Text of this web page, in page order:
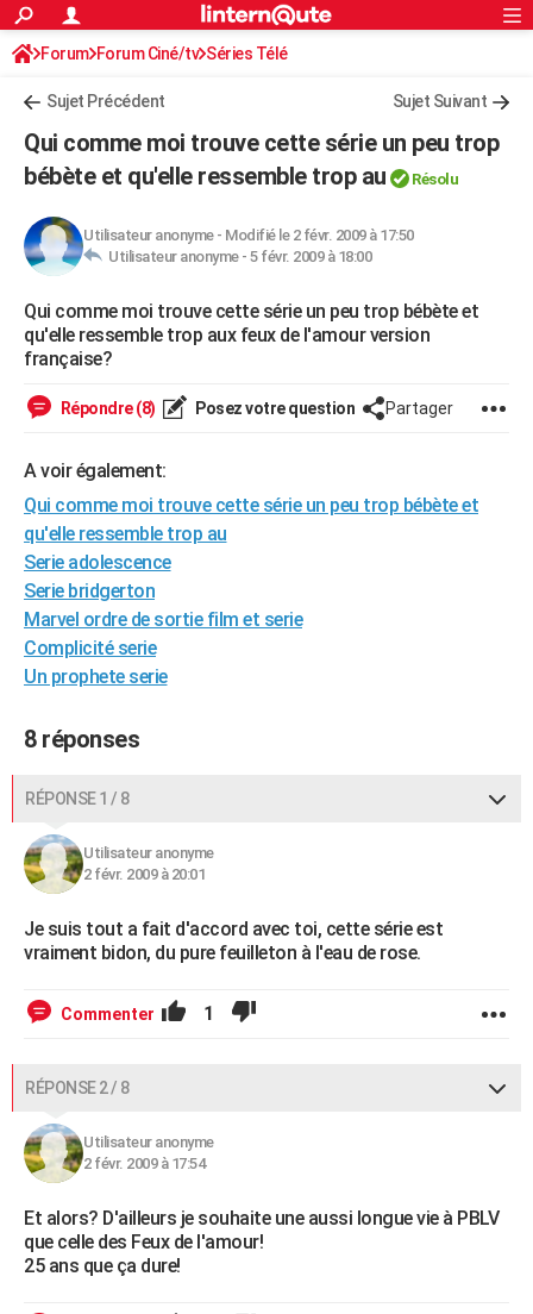
ACTUALITÉS
Politique
Société
Faits Divers
Education
Monde
Villes
+
Programme TV
TNTStreaming
Cinéma
Sorties cinéma
Musique
+FINANCE
Retraite
Impôts
Epargne
Immobilier
Risques naturels par ville
Banque
Assurance
Crédit
AUTO
Essais
Réserver un essai
Citadines
Berlines
SUV
Forum auto
+HIGH-TECH
Mobiles
Meilleur smartphone
Internet
Ordinateurs
Jeux vidéo
Guide high-tech
+BRICOLAGE
Forum
Aménagement intérieur
Extérieur
Cuisine
Salle de bains
Jardinage
Rangement
WEEK-END
Guides de France
Escapades
Patrimoine
Expositions
Musées
Week-end nature
LIFESTYLE
Art de vivre
Bien-être
Loisirs
ModeModes de vie
SANTE
Alimentation
Guide de la santé
Maladies
Médicaments
Sommeil
VOYAGE
Destinations
City break
Voyage nature
Voyage de noces
Forum
Climat
+PHOTO
GUIDES D'ACHAT
BONS PLANS
Carte de Noël
Carte Bonne année
Carte Saint-Valentin
Carte Pâques
Carte d'anniversaire
DICTIONNAIRE
Dictionnaire
Biographies
Citations
Expressions
Proverbes
PROGRAMME TV
COPAINS D'AVANT
S'inscrire
Se connecter
Lycées
Collèges
Primaires
Universités
Entreprises
Service militaire
Avis de recherche
AVIS DE DÉCÈS
FORUM
S'inscrire
Connexion
Forum Forum Ciné/tv Séries Télé
Sujet Précédent Sujet Suivant
Qui comme moi trouve cette série un peu trop
bébète et qu'elle ressemble trop au
Résolu
Utilisateur anonyme- Modifié le 2 févr. 2009 à 17:50
Utilisateur anonyme - 5 févr. 2009 à 18:00
Qui comme moi trouve cette série un peu trop bébète et
qu'elle ressemble trop aux feux de l'amour version
française?
Répondre (8) Posez votre question Partager
A voir également:
Qui comme moi trouve cette série un peu trop bébète et
qu'elle ressemble trop au
Serie adolescence
Serie bridgerton
Marvel ordre de sortie film et serie
Complicité serie
Un prophete serie
8 réponses
RÉPONSE 1 / 8
Utilisateur anonyme
2 févr. 2009 à 20:01
Je suis tout a fait d'accord avec toi, cette série est
vraiment bidon, du pure feuilleton à l'eau de rose.
Commenter 1
RÉPONSE 2 / 8
Utilisateur anonyme
2 févr. 2009 à 17:54
Et alors? D'ailleurs je souhaite une aussi longue vie à PBLV
que celle des Feux de l'amour!
25 ans que ça dure!